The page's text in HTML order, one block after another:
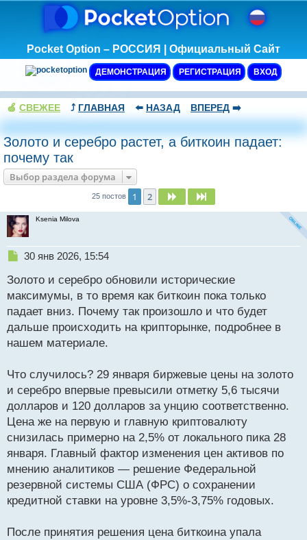
Pocket Option – РОССИЯ | Официальный Сайт
ДЕМОНСТРАЦИЯ РЕГИСТРАЦИЯ ВХОД
🍏 СВЕЖЕЕ ⤴️ ГЛАВНАЯ ⬅️ НАЗАД ВПЕРЕД ➡️
Золото и серебро растет, а биткоин падает:
почему так
Выбор раздела форума
25 постов 1 2 След.
Ksenia Milova
Н
п
р
ч
и
т
н
ы
й
о
с
т
30 янв 2026, 15:54
Золото и серебро обновили исторические
максимумы, в то время как биткоин пока только
падает вниз. Почему так произошло и что будет
дальше происходить на крипторынке, подробнее в
нашем материале.
Что случилось? 29 января биржевые цены на золото
и серебро впервые превысили отметку 5,6 тысячи
долларов и 120 долларов за унцию соответственно.
Цена же на первую и главную криптовалюту
снизилась примерно на 2,5% от локального пика 28
января. Главный фактор изменения цен активов по
мнению аналитиков — решение Федеральной
резервной системы США (ФРС) о сохранении
кредитной ставки на уровне 3,5%-3,75% годовых.
После принятия решения цена биткоина упала